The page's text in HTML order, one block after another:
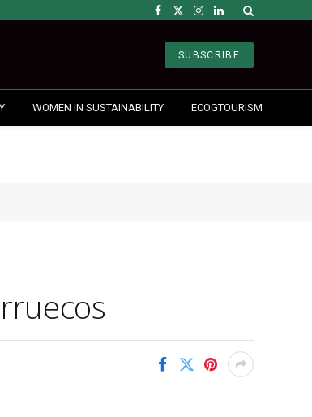
Facebook
X
Instagram
LinkedIn
SUBSCRIBE
WOMEN IN SUSTAINABILITY ECOGTOURISM